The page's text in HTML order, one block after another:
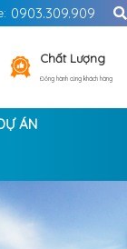
0903.309.909
Chất Lượng
Đồng hành cùng khách hàng
ÁN